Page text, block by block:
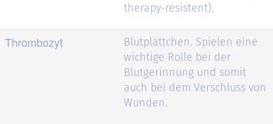
therapy-resistent).
Thrombozyt
Blutplättchen. Spielen eine
wichtige Rolle bei der
Blutgerinnung und somit
auch bei dem Verschluss von
Wunden.